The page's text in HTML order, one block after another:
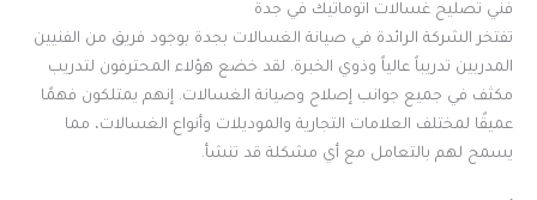
فني تصليح غسالات اتوماتيك في جدة
تفتخر الشركة الرائدة في صيانة الغسالات بجدة بوجود فريق من الفنيين
المدربين تدريباً عالياً وذوي الخبرة. لقد خضع هؤلاء المحترفون لتدريب
مكثف في جميع جوانب إصلاح وصيانة الغسالات. إنهم يمتلكون فهمًا
عميقًا لمختلف العلامات التجارية والموديلات وأنواع الغسالات، مما
يسمح لهم بالتعامل مع أي مشكلة قد تنشأ.